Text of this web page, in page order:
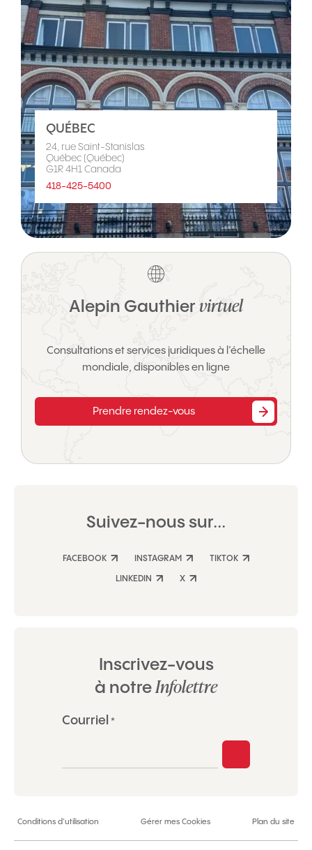
QUÉBEC
24, rue Saint-Stanislas
Québec (Québec)
G1R 4H1 Canada
418-425-5400
Alepin Gauthier virtuel
Consultations et services juridiques à l’échelle
mondiale, disponibles en ligne
Prendre rendez-vous
Suivez-nous sur...
FACEBOOK INSTAGRAM TIKTOK
LINKEDIN X
Inscrivez-vous
à notreInfolettre
«
les
Courriel *
Conditions d’utilisation Gérer mes Cookies Plan du site